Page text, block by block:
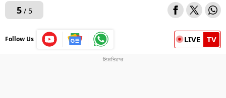
5/ 5
Follow Us LIVE TV